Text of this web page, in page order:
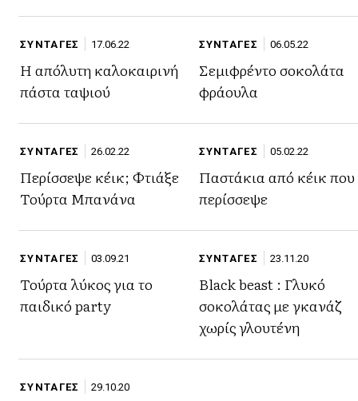
ΣΥΝΤΑΓΕΣ 17.06.22
Η απόλυτη καλοκαιρινή
πάστα ταψιού
ΣΥΝΤΑΓΕΣ 06.05.22
Σεμιφρέντο σοκολάτα
φράουλα
ΣΥΝΤΑΓΕΣ 26.02.22
Περίσσεψε κέικ; Φτιάξε
Τούρτα Μπανάνα
ΣΥΝΤΑΓΕΣ 05.02.22
Παστάκια από κέικ που
περίσσεψε
ΣΥΝΤΑΓΕΣ 03.09.21
Τούρτα λύκος για το
παιδικό party
ΣΥΝΤΑΓΕΣ 23.11.20
Black beast : Γλυκό
σοκολάτας με γκανάζ
χωρίς γλουτένη
ΣΥΝΤΑΓΕΣ 29.10.20